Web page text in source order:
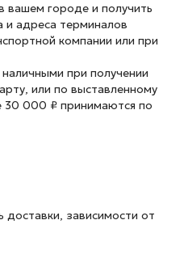
вашем городе и получить
и адреса терминалов
компании или при
при получении
или по выставленному
30 000 ₽ принимаются по
доставки, зависимости от